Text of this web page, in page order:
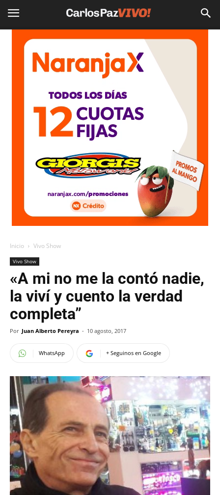
Inicio Vivo Show
Vivo Show
«A mi no me la contó nadie,
la viví y cuento la verdad
completa”
Por Juan Alberto Pereyra - 10 agosto, 2017
WhatsApp + Seguinos en Google